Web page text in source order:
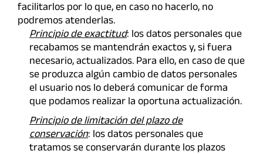
facilitarlos por lo que, en caso no hacerlo, no
podremos atenderlas.
Principio de exactitud: los datos personales que
recabamos se mantendrán exactos y, si fuera
necesario, actualizados. Para ello, en caso de que
se produzca algún cambio de datos personales
el usuario nos lo deberá comunicar de forma
que podamos realizar la oportuna actualización.
Principio de limitación del plazo de
conservación: los datos personales que
tratamos se conservarán durante los plazos